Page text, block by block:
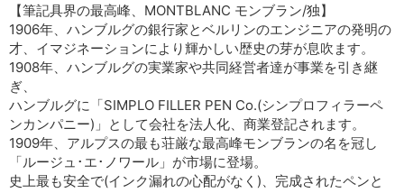
【筆記具界の最高峰、MONTBLANC モンブラン/独】
1906年、ハンブルグの銀行家とベルリンのエンジニアの発明の
才、イマジネーションにより輝かしい歴史の芽が息吹ます。
1908年、ハンブルグの実業家や共同経営者達が事業を引き継
ぎ、
ハンブルグに「SIMPLO FILLER PEN Co.(シンプロフィラーペ
ンカンパニー)」として会社を法人化、商業登記されます。
1909年、アルプスの最も荘厳な最高峰モンブランの名を冠し
「ルージュ･エ･ノワール」が市場に登場。
史上最も安全で(インク漏れの心配がなく)、完成されたペンと